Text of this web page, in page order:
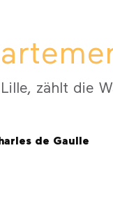
zählt die
de Gaulle